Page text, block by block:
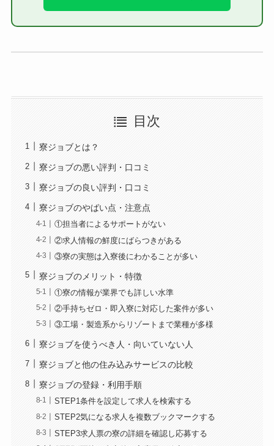
目次
寮ジョブとは？
寮ジョブの悪い評判・口コミ
寮ジョブの良い評判・口コミ
寮ジョブのやばい点・注意点
①担当者によるサポートがない
②求人情報の鮮度にばらつきがある
③寮の実態は入寮後にわかることが多い
寮ジョブのメリット・特徴
①寮の情報が業界でも詳しい水準
②手持ちゼロ・即入寮に対応した案件が多い
③工場・製造系からリゾートまで業種が多様
寮ジョブを使うべき人・向いていない人
寮ジョブと他の住み込みサービスの比較
寮ジョブの登録・利用手順
STEP1条件を設定して求人を検索する
STEP2気になる求人を複数ブックマークする
STEP3求人票の寮の詳細を確認し応募する